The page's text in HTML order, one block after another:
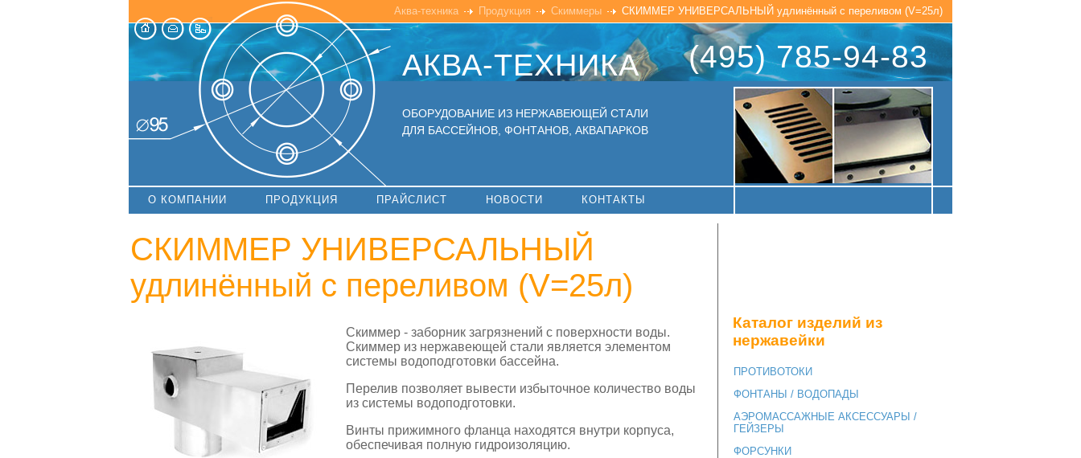
Аква-техника Продукция Скиммеры СКИММЕР УНИВЕРСАЛЬНЫЙ удлинённый с переливом (V=25л)
(495) 785-94-83
АКВА-ТЕХНИКА
ОБОРУДОВАНИЕ ИЗ НЕРЖАВЕЮЩЕЙ СТАЛИ
ДЛЯ БАССЕЙНОВ, ФОНТАНОВ, АКВАПАРКОВ
О КОМПАНИИ ПРОДУКЦИЯ ПРАЙСЛИСТ НОВОСТИ КОНТАКТЫ
СКИММЕР УНИВЕРСАЛЬНЫЙ
удлинённый с переливом (V=25л)
Скиммер - заборник загрязнений с поверхности воды.
Скиммер из нержавеющей стали является элементом
системы водоподготовки бассейна.
Перелив позволяет вывести избыточное количество воды
из системы водоподготовки.
Винты прижимного фланца находятся внутри корпуса,
обеспечивая полную гидроизоляцию.
Каталог изделий из
нержавейки
ПРОТИВОТОКИ
ФОНТАНЫ / ВОДОПАДЫ
АЭРОМАССАЖНЫЕ АКСЕССУАРЫ /
ГЕЙЗЕРЫ
ФОРСУНКИ